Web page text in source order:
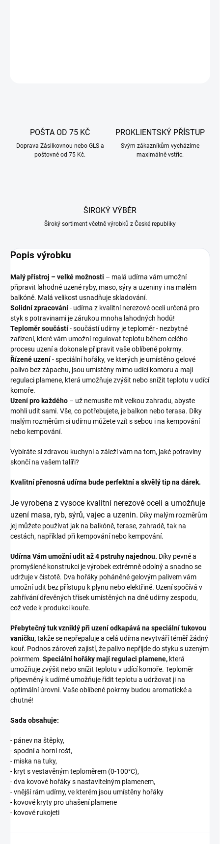
POŠTA OD 75 KČ
Doprava Zásilkovnou nebo GLS a
poštovné od 75 Kč.
PROKLIENTSKÝ PŘÍSTUP
Svým zákazníkům vycházíme
maximálně vstříc.
ŠIROKÝ VÝBĚR
Široký sortiment včetně výrobků z České republiky
Popis výrobku
Malý přístroj – velké možnosti – malá udírna vám umožní
připravit lahodné uzené ryby, maso, sýry a uzeniny i na malém
balkóně. Malá velikost usnadňuje skladování.
Solidní zpracování- udírna z kvalitní nerezové oceli určená pro
styk s potravinami je zárukou mnoha lahodných hodů!
Teploměr součástí- součástí udírny je teploměr - nezbytné
zařízení, které vám umožní regulovat teplotu během celého
procesu uzení a dokonale připravit vaše oblíbené pokrmy.
Řízené uzení- speciální hořáky, ve kterých je umístěno gelové
palivo bez zápachu, jsou umístěny mimo udící komoru a mají
regulaci plamene, která umožňuje zvýšit nebo snížit teplotu v udící
komoře.
Uzení pro každého – už nemusíte mít velkou zahradu, abyste
mohli udit sami. Vše, co potřebujete, je balkon nebo terasa. Díky
malým rozměrům si udírnu můžete vzít s sebou i na kempování
nebo kempování.
Vybíráte si zdravou kuchyni a záleží vám na tom, jaké potraviny
skončí na vašem talíři?
Kvalitní přenosná udírna bude perfektní a skvělý tip na dárek.
Je vyrobena z vysoce kvalitní nerezové oceli a umožňuje
uzení masa, ryb, sýrů, vajec a uzenin. Díky malým rozměrům
jej můžete používat jak na balkóně, terase, zahradě, tak na
cestách, například při kempování nebo kempování.
Udírna Vám umožní udit až 4 pstruhy najednou. Díky pevné a
promyšlené konstrukci je výrobek extrémně odolný a snadno se
udržuje v čistotě. Dva hořáky poháněné gelovým palivem vám
umožní udit bez přístupu k plynu nebo elektřině. Uzení spočívá v
zahřívání dřevěných třísek umístěných na dně udírny zespodu,
což vede k produkci kouře.
Přebytečný tuk vzniklý při uzení odkapává na speciální tukovou
vaničku,takže se nepřepaluje a celá udírna nevytváří téměř žádný
kouř. Podnos zároveň zajistí, že palivo nepřijde do styku s uzeným
pokrmem. Speciální hořáky mají regulaci plamene, která
umožňuje zvýšit nebo snížit teplotu v udící komoře. Teploměr
připevněný k udírně umožňuje řídit teplotu a udržovat ji na
optimální úrovni. Vaše oblíbené pokrmy budou aromatické a
chutné!
Sada obsahuje:
- pánev na štěpky,
- spodní a horní rošt,
- miska na tuky,
- kryt s vestavěným teploměrem (0-100°C),
- dva kovové hořáky s nastavitelným plamenem,
- vnější rám udírny, ve kterém jsou umístěny hořáky
- kovové kryty pro uhašení plamene
- kovové rukojeti